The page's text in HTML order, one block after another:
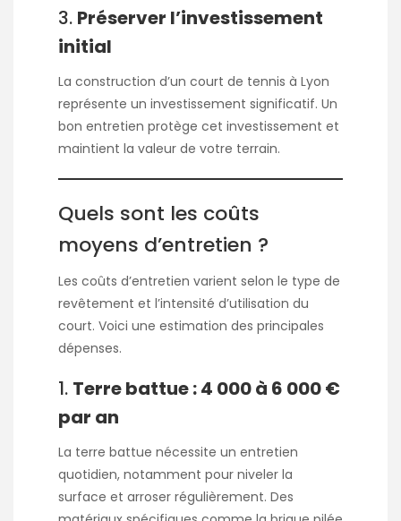
3. Préserver l’investissement
initial
La construction d’un court de tennis à Lyon
représente un investissement significatif. Un
bon entretien protège cet investissement et
maintient la valeur de votre terrain.
Quels sont les coûts
moyens d’entretien ?
Les coûts d’entretien varient selon le type de
revêtement et l’intensité d’utilisation du
court. Voici une estimation des principales
dépenses.
1. Terre battue : 4 000 à 6 000 €
par an
La terre battue nécessite un entretien
quotidien, notamment pour niveler la
surface et arroser régulièrement. Des